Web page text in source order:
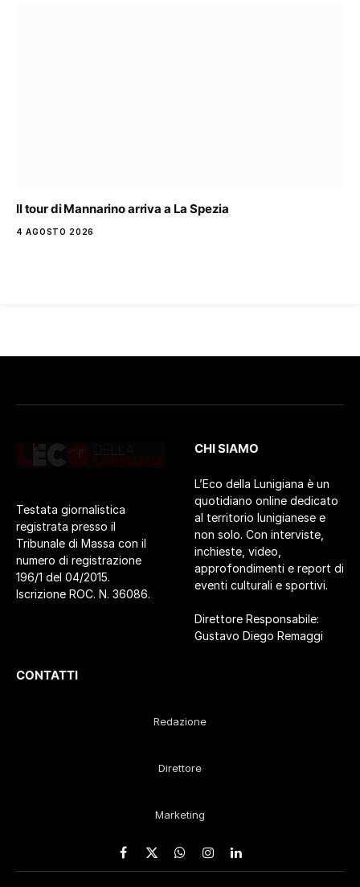
Il tour di Mannarino arriva a La Spezia
4 AGOSTO 2026
Testata giornalistica
registrata presso il
Tribunale di Massa con il
numero di registrazione
196/1 del 04/2015.
Iscrizione ROC. N. 36086.
CHI SIAMO
L’Eco della Lunigiana è un
quotidiano online dedicato
al territorio lunigianese e
non solo. Con interviste,
inchieste, video,
approfondimenti e report di
eventi culturali e sportivi.
Direttore Responsabile:
Gustavo Diego Remaggi
CONTATTI
Redazione
Direttore
Marketing
Facebook
X
WhatsApp
Instagram
LinkedIn